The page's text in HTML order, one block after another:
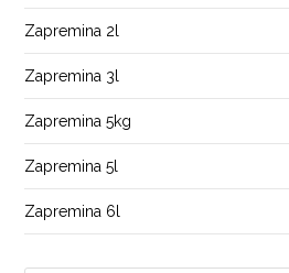
Zapremina 2l
Zapremina 3l
Zapremina 5kg
Zapremina 5l
Zapremina 6l